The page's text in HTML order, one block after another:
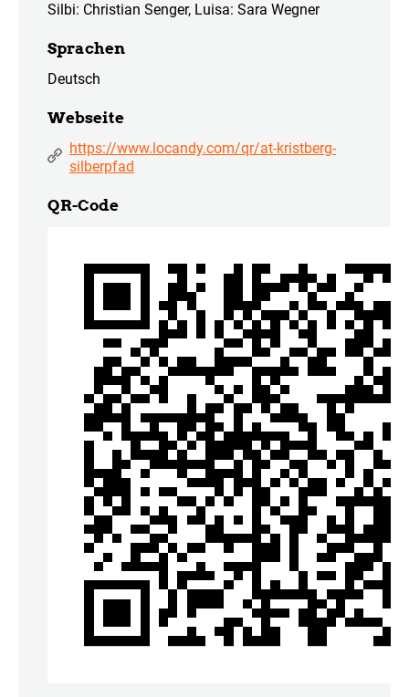
Silbi: Christian Senger, Luisa: Sara Wegner
Sprachen
Deutsch
Webseite
https://www.locandy.com/qr/at-kristberg-
silberpfad
QR-Code